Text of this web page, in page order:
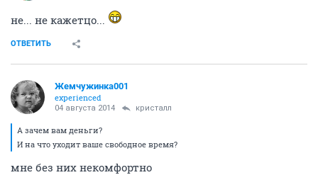
не... не кажетцо...
ОТВЕТИТЬ
Жемчужинка001
experienced
04 августа 2014 кристалл
А зачем вам деньги?
И на что уходит ваше свободное время?
мне без них некомфортно